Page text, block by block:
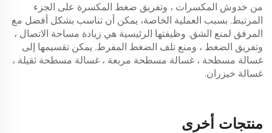
من خدوش المكسرات ، وتفريق ضغط المكسرة على الجزء
المرتبط. بسبب العملية الخاصة، يمكن أن تناسب بشكل أفضل مع
المرفق لمنع الشق. وظيفتها الرئيسية هي زيادة مساحة الاتصال ،
وتفريق الضغط ، ومنع تلف الضغط المفرط. يمكن تقسيمها إلى
غسالة مسطحة ، غسالة مسطحة مربعة ، غسالة مسطحة ثقيلة ،
غسالة خيزران.
منتجات أخرى